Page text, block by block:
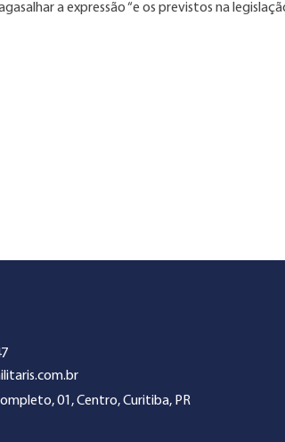
a expressão “e os previstos na
01, Centro, Curitiba, PR